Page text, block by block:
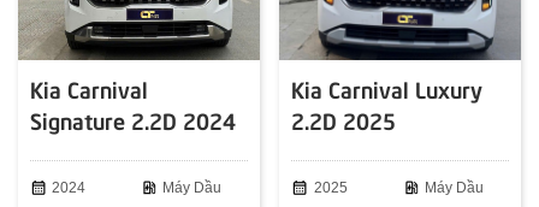
Kia Carnival
Signature 2.2D 2024
calendar_month 2024 ev_station Máy Dầu
Kia Carnival Luxury
2.2D 2025
calendar_month 2025 ev_station Máy Dầu